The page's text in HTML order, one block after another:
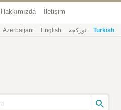
Hakkımızda İletişim
Azerbaijani English تورکجه Turkish